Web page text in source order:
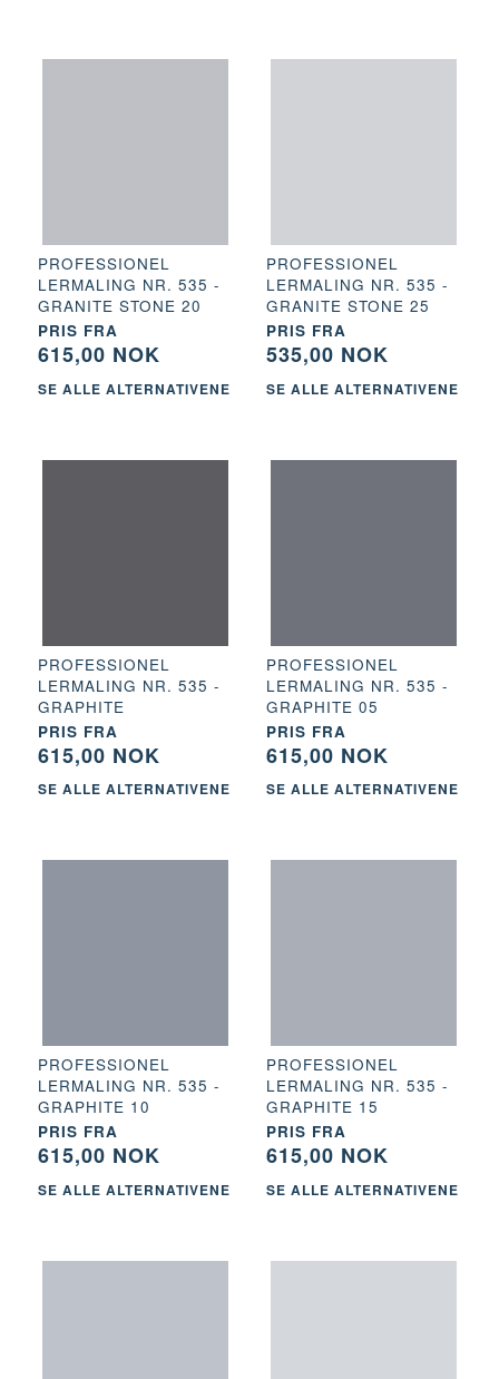
PROFESSIONEL
LERMALING NR. 535 -
GRANITE STONE 20
PRIS FRA
615,00 NOK
SE ALLE ALTERNATIVENE
PROFESSIONEL
LERMALING NR. 535 -
GRANITE STONE 25
PRIS FRA
535,00 NOK
SE ALLE ALTERNATIVENE
PROFESSIONEL
LERMALING NR. 535 -
GRAPHITE
PRIS FRA
615,00 NOK
SE ALLE ALTERNATIVENE
PROFESSIONEL
LERMALING NR. 535 -
GRAPHITE 05
PRIS FRA
615,00 NOK
SE ALLE ALTERNATIVENE
PROFESSIONEL
LERMALING NR. 535 -
GRAPHITE 10
PRIS FRA
615,00 NOK
SE ALLE ALTERNATIVENE
PROFESSIONEL
LERMALING NR. 535 -
GRAPHITE 15
PRIS FRA
615,00 NOK
SE ALLE ALTERNATIVENE